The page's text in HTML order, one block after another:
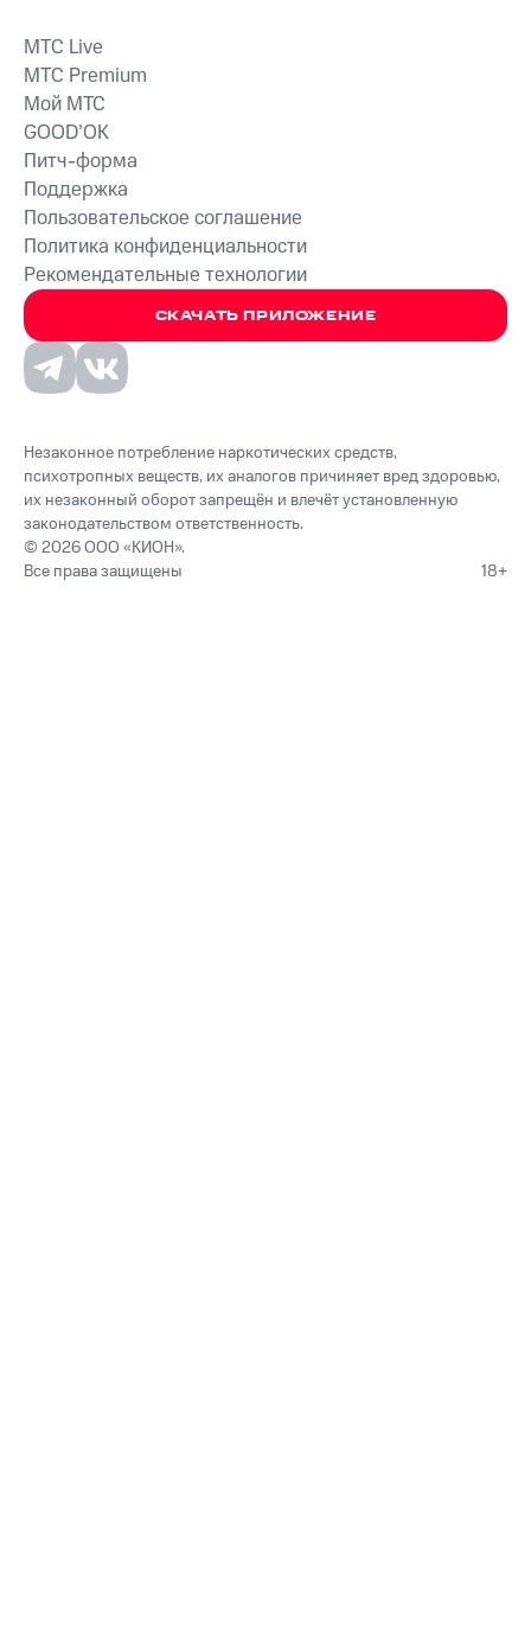
СКАЧАТЬ ПРИЛОЖЕНИЕ
MTС Live
MTС Premium
Мой МТС
GOOD’OK
Питч-форма
Поддержка
Пользовательское соглашение
Политика конфиденциальности
Рекомендательные технологии
Незаконное потребление наркотических средств,
психотропных веществ, их аналогов причиняет вред здоровью,
их незаконный оборот запрещён и влечёт установленную
законодательством ответственность.
© 2026 ООО «КИОН».
Все права защищены
18+